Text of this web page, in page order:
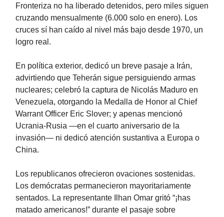
Fronteriza no ha liberado detenidos, pero miles siguen
cruzando mensualmente (6.000 solo en enero). Los
cruces sí han caído al nivel más bajo desde 1970, un
logro real.
En política exterior, dedicó un breve pasaje a Irán,
advirtiendo que Teherán sigue persiguiendo armas
nucleares; celebró la captura de Nicolás Maduro en
Venezuela, otorgando la Medalla de Honor al Chief
Warrant Officer Eric Slover; y apenas mencionó
Ucrania-Rusia —en el cuarto aniversario de la
invasión— ni dedicó atención sustantiva a Europa o
China.
Los republicanos ofrecieron ovaciones sostenidas.
Los demócratas permanecieron mayoritariamente
sentados. La representante Ilhan Omar gritó “¡has
matado americanos!” durante el pasaje sobre